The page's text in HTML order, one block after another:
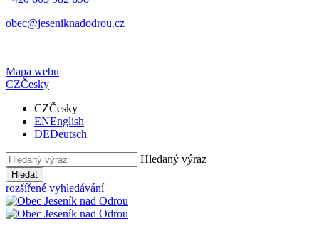
obec@jeseniknadodrou.cz
Mapa webu
CZČesky
CZČesky
ENEnglish
DEDeutsch
Hledaný výraz
Hledat
rozšířené vyhledávání